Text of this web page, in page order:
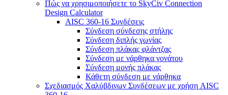
Πώς να χρησιμοποιήσετε το SkyCiv Connection
Design Calculator
AISC 360-16 Συνδέσεις
Σύνδεση σύνδεσης στήλης
Σύνδεση διπλής γωνίας
Σύνδεση πλάκας φλάντζας
Σύνδεση με νάρθηκα γονάτου
Σύνδεση μονής πλάκας
Κάθετη σύνδεση με νάρθηκα
Σχεδιασμός Χαλύβδινων Συνδέσεων με χρήση AISC